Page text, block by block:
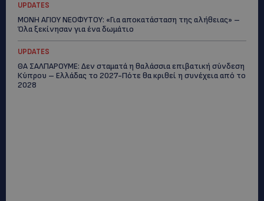
UPDATES
ΜΟΝΗ ΑΓΙΟΥ ΝΕΟΦΥΤΟΥ: «Για αποκατάσταση της αλήθειας» –
Όλα ξεκίνησαν για ένα δωμάτιο
UPDATES
ΘΑ ΣΑΛΠΑΡΟΥΜΕ: Δεν σταματά η θαλάσσια επιβατική σύνδεση
Κύπρου – Ελλάδας το 2027-Πότε θα κριθεί η συνέχεια από το
2028